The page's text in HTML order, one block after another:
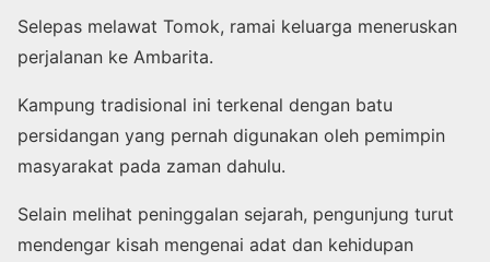
Selepas melawat Tomok, ramai keluarga meneruskan
perjalanan ke Ambarita.
Kampung tradisional ini terkenal dengan batu
persidangan yang pernah digunakan oleh pemimpin
masyarakat pada zaman dahulu.
Selain melihat peninggalan sejarah, pengunjung turut
mendengar kisah mengenai adat dan kehidupan